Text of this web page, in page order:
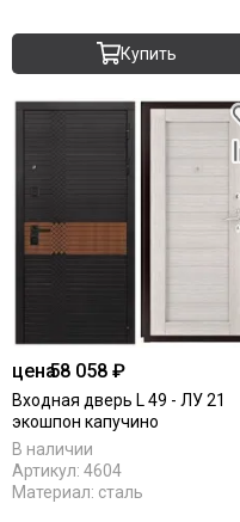
Купить
цена58 058 ₽
Входная дверь L 49 - ЛУ 21
экошпон капучино
В наличии
Артикул: 4604
Материал: сталь